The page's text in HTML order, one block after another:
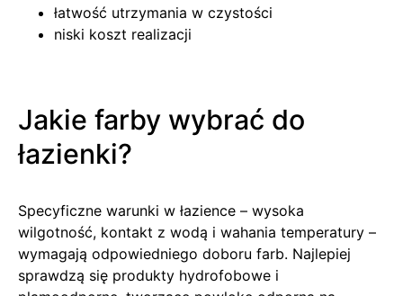
łatwość utrzymania w czystości
niski koszt realizacji
Jakie farby wybrać do
łazienki?
Specyficzne warunki w łazience – wysoka
wilgotność, kontakt z wodą i wahania temperatury –
wymagają odpowiedniego doboru farb. Najlepiej
sprawdzą się produkty hydrofobowe i